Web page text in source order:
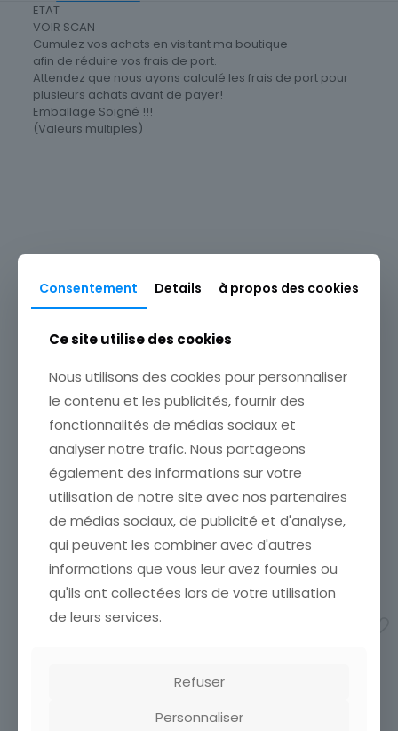
ETAT
VOIR SCAN
Cumulez vos achats en visitant ma boutique
afin de réduire vos frais de port.
Attendez que nous ayons calculé les frais de port pour
plusieurs achats avant de payer!
Emballage Soigné !!!
(Valeurs multiples)
Europe
CARTE POSTALE MONTE
CARLO LE CASINO
ETAT VOIR SCAN Cumulez
vos achats en visitant ma
boutique afin de réduire
vos frais de port. Attendez
que nous ayons calculé les
frais de port[…]
6,00€
Ajouter au panier
CARTE POSTALE MONTE
CARLO LE CASINO ET LES
JARDINS
ETAT VOIR SCAN Cumulez
vos achats en visitant ma
boutique afin de réduire
vos frais de port. Attendez
que nous ayons calculé les
frais de port[…]
2,00€
Consentement Details à propos des cookies
Ce site utilise des cookies
Nous utilisons des cookies pour personnaliser
le contenu et les publicités, fournir des
fonctionnalités de médias sociaux et
analyser notre trafic. Nous partageons
également des informations sur votre
utilisation de notre site avec nos partenaires
de médias sociaux, de publicité et d'analyse,
qui peuvent les combiner avec d'autres
informations que vous leur avez fournies ou
qu'ils ont collectées lors de votre utilisation
de leurs services.
Refuser
Personnaliser